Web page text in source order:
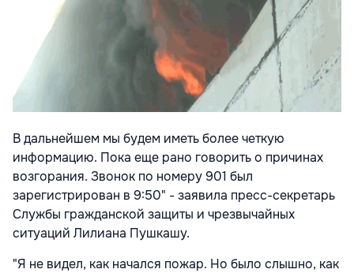
В дальнейшем мы будем иметь более четкую
информацию. Пока еще рано говорить о причинах
возгорания. Звонок по номеру 901 был
зарегистрирован в 9:50" - заявила пресс-секретарь
Службы гражданской защиты и чрезвычайных
ситуаций Лилиана Пушкашу.
"Я не видел, как начался пожар. Но было слышно, как